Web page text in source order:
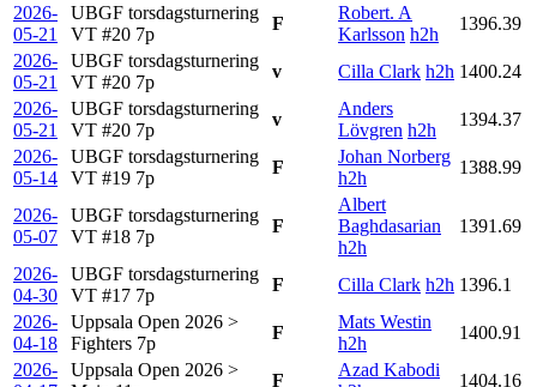
2026-
05-21
UBGF torsdagsturnering
VT #20 7p
F
Robert. A
Karlsson h2h
1396.39
2026-
05-21
UBGF torsdagsturnering
VT #20 7p
v Cilla Clark h2h 1400.24
2026-
05-21
UBGF torsdagsturnering
VT #20 7p
v
Anders
Lövgren h2h
1394.37
2026-
05-14
UBGF torsdagsturnering
VT #19 7p
F
Johan Norberg
h2h
1388.99
2026-
05-07
UBGF torsdagsturnering
VT #18 7p
F
Albert
Baghdasarian
h2h
1391.69
2026-
04-30
UBGF torsdagsturnering
VT #17 7p
F Cilla Clark h2h 1396.1
2026-
04-18
Uppsala Open 2026 >
Fighters 7p
F
Mats Westin
h2h
1400.91
2026-
Uppsala Open 2026 >
F
Azad Kabodi
1404.16